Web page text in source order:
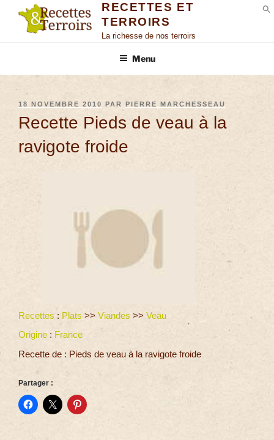
RECETTES ET
TERROIRS
La richesse de nos terroirs
Menu
18 NOVEMBRE 2010 PAR PIERRE MARCHESSEAU
Recette Pieds de veau à la
ravigote froide
Recettes : Plats >> Viandes >> Veau
Origine : France
Recette de : Pieds de veau à la ravigote froide
Partager :